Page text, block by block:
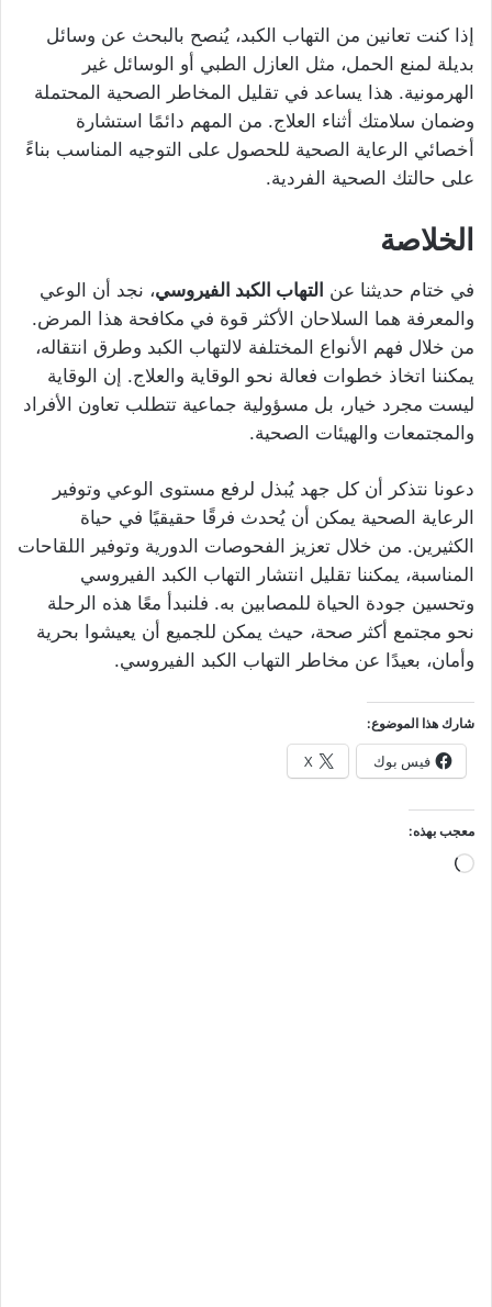
إذا كنت تعانين من التهاب الكبد، يُنصح بالبحث عن وسائل
بديلة لمنع الحمل، مثل العازل الطبي أو الوسائل غير
الهرمونية. هذا يساعد في تقليل المخاطر الصحية المحتملة
وضمان سلامتك أثناء العلاج. من المهم دائمًا استشارة
أخصائي الرعاية الصحية للحصول على التوجيه المناسب بناءً
على حالتك الصحية الفردية.
الخلاصة
في ختام حديثنا عن التهاب الكبد الفيروسي، نجد أن الوعي
والمعرفة هما السلاحان الأكثر قوة في مكافحة هذا المرض.
من خلال فهم الأنواع المختلفة لالتهاب الكبد وطرق انتقاله،
يمكننا اتخاذ خطوات فعالة نحو الوقاية والعلاج. إن الوقاية
ليست مجرد خيار، بل مسؤولية جماعية تتطلب تعاون الأفراد
والمجتمعات والهيئات الصحية.
دعونا نتذكر أن كل جهد يُبذل لرفع مستوى الوعي وتوفير
الرعاية الصحية يمكن أن يُحدث فرقًا حقيقيًا في حياة
الكثيرين. من خلال تعزيز الفحوصات الدورية وتوفير اللقاحات
المناسبة، يمكننا تقليل انتشار التهاب الكبد الفيروسي
وتحسين جودة الحياة للمصابين به. فلنبدأ معًا هذه الرحلة
نحو مجتمع أكثر صحة، حيث يمكن للجميع أن يعيشوا بحرية
وأمان، بعيدًا عن مخاطر التهاب الكبد الفيروسي.
شارك هذا الموضوع:
فيس بوك X
معجب بهذه:
جاري